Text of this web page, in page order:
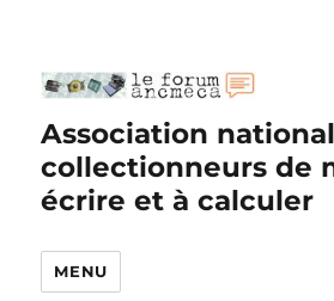
Association
collectionneurs de
écrire et à calculer
MENU